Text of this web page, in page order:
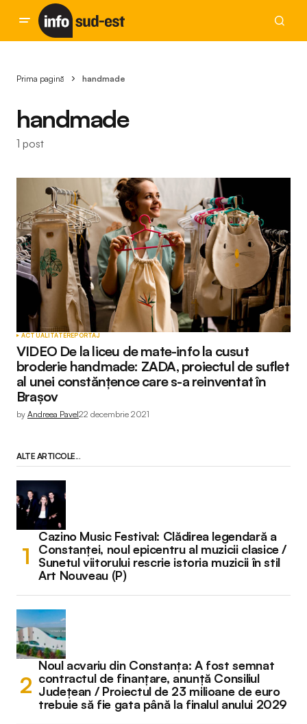
Prima pagină handmade
handmade
1 post
ACTUALITATEREPORTAJ
VIDEO De la liceu de mate-info la cusut
broderie handmade: ZADA, proiectul de suflet
al unei constănțence care s-a reinventat în
Brașov
by Andreea Pavel22 decembrie 2021
ALTE ARTICOLE...
Cazino Music Festival: Clădirea legendară a
Constanței, noul epicentru al muzicii clasice /
Sunetul viitorului rescrie istoria muzicii în stil
Art Nouveau (P)
Noul acvariu din Constanța: A fost semnat
contractul de finanțare, anunță Consiliul
Județean / Proiectul de 23 milioane de euro
trebuie să fie gata până la finalul anului 2029